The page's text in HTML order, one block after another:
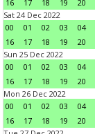
16
17 18 19 20
Sat 24 Dec 2022
00
01 02 03 04
16
17 18 19 20
Sun 25 Dec 2022
00
01 02 03 04
16
17 18 19 20
Mon 26 Dec 2022
00
01 02 03 04
16
17 18 19 20